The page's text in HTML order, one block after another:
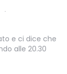
e ci dice che
alle 20.30